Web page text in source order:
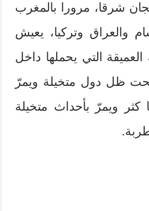
شرقا، مرورا بالمغرب
والعراق وتركيا، يعيش
العميقة التي يحملها داخل
ظل دول متخيلة ويمرّ
ويمرّ بأحداث متخيلة